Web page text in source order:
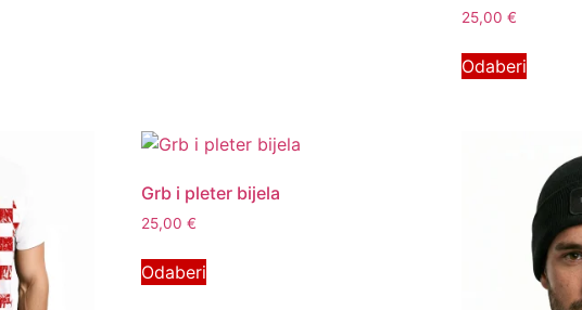
25,00€
Odaberi
Grb i pleter bijela
25,00€
Odaberi